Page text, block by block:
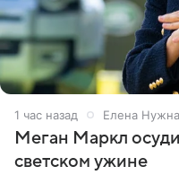
1 час назад Елена
Меган Маркл
светском ужине